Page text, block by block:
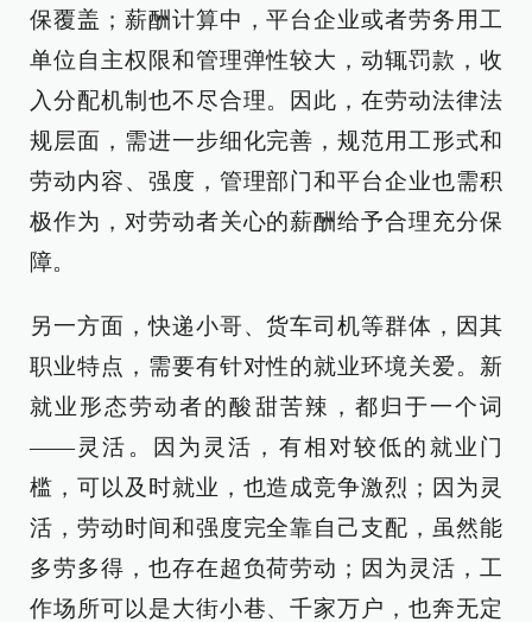
保覆盖；薪酬计算中，平台企业或者劳务用工
单位自主权限和管理弹性较大，动辄罚款，收
入分配机制也不尽合理。因此，在劳动法律法
规层面，需进一步细化完善，规范用工形式和
劳动内容、强度，管理部门和平台企业也需积
极作为，对劳动者关心的薪酬给予合理充分保
障。
另一方面，快递小哥、货车司机等群体，因其
职业特点，需要有针对性的就业环境关爱。新
就业形态劳动者的酸甜苦辣，都归于一个词
——灵活。因为灵活，有相对较低的就业门
槛，可以及时就业，也造成竞争激烈；因为灵
活，劳动时间和强度完全靠自己支配，虽然能
多劳多得，也存在超负荷劳动；因为灵活，工
作场所可以是大街小巷、千家万户，也奔无定